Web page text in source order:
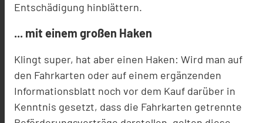
Entschädigung hinblättern.
... mit einem großen Haken
Klingt super, hat aber einen Haken: Wird man auf
den Fahrkarten oder auf einem ergänzenden
Informationsblatt noch vor dem Kauf darüber in
Kenntnis gesetzt, dass die Fahrkarten getrennte